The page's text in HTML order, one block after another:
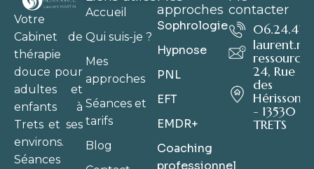
Votre
Cabinet de
thérapie
douce pour
adultes et
enfants à
Trets et ses
environs.
Séances
Accueil
Qui suis-je ?
Mes
approches
Séances et
tarifs
Blog
approches
Sophrologie
Hypnose
PNL
EFT
EMDR+
Coaching
professionnel
contacter
24, Rue
des
Hérissons
- 13530
TRETS